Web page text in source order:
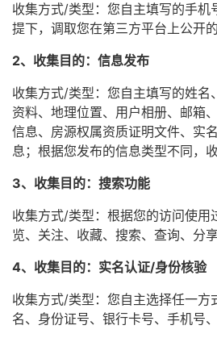
收集方式/类型：您自主填写的手机
提下，调取您在第三方平台上公开
2、收集目的：信息发布
收集方式/类型：您自主填写的姓名
资料、地理位置、用户相册、邮箱
信息、房源权属资质证明文件、实
息；根据您发布的信息类型不同，
3、收集目的：搜索功能
收集方式/类型：根据您的访问使用
览、关注、收藏、搜索、查询、分
4、收集目的：实名认证/身份核验
收集方式/类型：您自主选择任一方
名、身份证号、银行卡号、手机号、